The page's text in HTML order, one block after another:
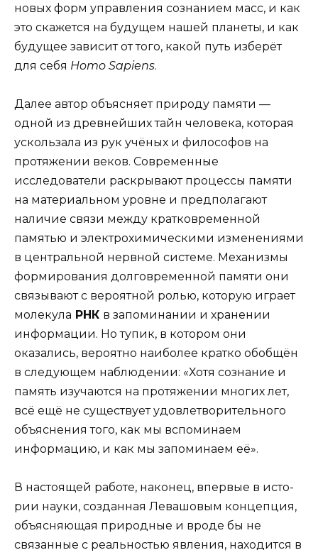
новых форм управления сознанием масс, и как
это скажется на будущем на­шей планеты, и как
будущее зависит от того, какой путь изберёт
для себя Homo Sapiens.
Далее автор объясняет природу памяти —
одной из древнейших тайн человека, которая
ускользала из рук учёных и философов на
протяжении веков. Современные
исследователи раскрывают процессы памяти
на материальном уровне и предполагают
наличие связи между кратковременной
памятью и электрохимическими изменениями
в центральной нервной системе. Механизмы
формирования долго­временной памяти они
связывают с вероятной ролью, которую играет
молекула РНК в запомина­нии и хранении
информации. Но тупик, в котором они
оказались, вероятно наиболее кратко обобщён
в следующем наблюдении: «Хотя сознание и
память изучаются на протяжении многих лет,
всё ещё не существует удовлетворительного
объяснения того, как мы вспоминаем
информацию, и как мы запоми­наем её».
В настоящей работе, наконец, впервые в исто­
рии науки, созданная Левашовым концепция,
объяс­няющая природные и вроде бы не
связанные с реаль­ностью явления, находится в